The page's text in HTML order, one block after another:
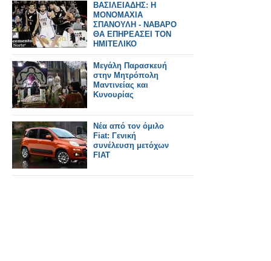
ΒΑΣΙΛΕΙΑΔΗΣ: Η
ΜΟΝΟΜΑΧΙΑ
ΣΠΑΝΟΥΛΗ - ΝΑΒΑΡΟ
ΘΑ ΕΠΗΡΕΑΣΕΙ ΤΟΝ
ΗΜΙΤΕΛΙΚΟ
Μεγάλη Παρασκευή
στην Μητρόπολη
Μαντινείας και
Κυνουρίας
Νέα από τον όμιλο
Fiat: Γενική
συνέλευση μετόχων
FIAT